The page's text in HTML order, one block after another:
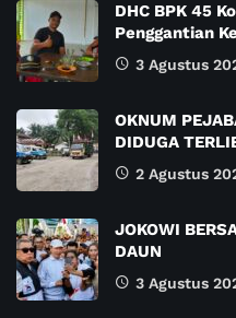
DHC BPK 45
Penggantian
3 Agustus
OKNUM
DIDUGA
2 Agustus
JOKOWI
DAUN
3 Agustus